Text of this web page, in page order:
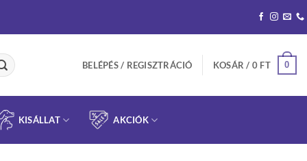
BELÉPÉS / REGISZTRÁCIÓ KOSÁR / 0 FT 0
KISÁLLAT AKCIÓK